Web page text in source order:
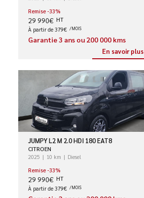
Remise -33%
29 990€ HT
À partir de 379€ /MOIS
Garantie 3 ans ou 200 000 kms
En savoir plus
JUMPY L2 M 2.0 HDI 180 EAT8
CITROEN
2025 10 km
Diesel
Remise -33%
29 990€ HT
À partir de 379€ /MOIS